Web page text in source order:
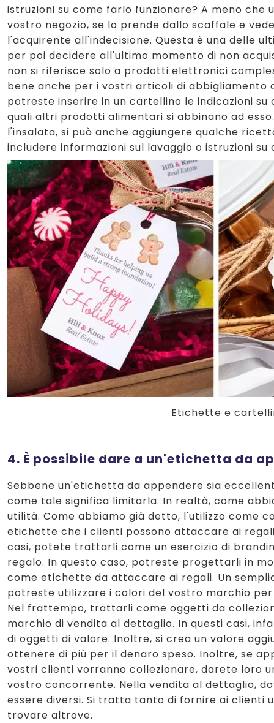
istruzioni su come farlo funzionare? A meno
vostro negozio, se lo prende dallo scaffale e
l'acquirente all'indecisione. Questa è una delle
per poi decidere all'ultimo momento di non
non si riferisce solo a prodotti elettronici
bene anche per i vostri articoli di abbigliamento
potreste inserire in un cartellino le indicazioni
quali altri prodotti alimentari si abbinano ad
l'insalata, si può anche aggiungere qualche
includere informazioni sul lavaggio o istruzioni
Etichette e
4. È possibile dare a un'etichetta da
Sebbene un'etichetta da appendere sia
come tale significa limitarla. In realtà, come
utilità. Come abbiamo già detto, l'utilizzo come
etichette che i clienti possono attaccare ai
casi, potete trattarli come un esercizio di
regalo. In questo caso, potreste progettarli in
come etichette da attaccare ai regali. Un
potreste utilizzare i colori del vostro marchio
Nel frattempo, trattarli come oggetti da
marchio di vendita al dettaglio. In questi casi,
di oggetti di valore. Inoltre, si crea un valore
ottenere di più per il denaro speso. Inoltre, se
vostri clienti vorranno collezionare, darete loro
vostro concorrente. Nella vendita al dettaglio,
essere diversi. Si tratta tanto di fornire ai clienti
trovare altrove.